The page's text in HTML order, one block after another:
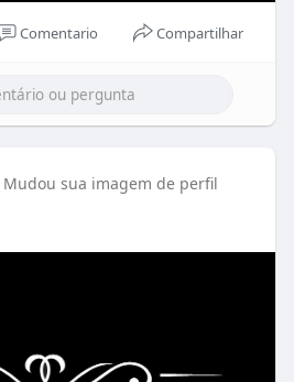
Comentario Compartilhar
Mudou sua imagem de perfil